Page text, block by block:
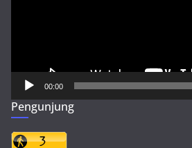
00:00
Pengunjung